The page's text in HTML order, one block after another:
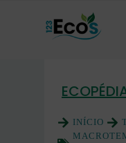
INÍCIO